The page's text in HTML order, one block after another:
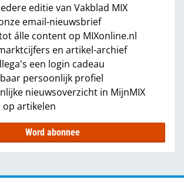
editie van Vakblad MIX
email-nieuwsbrief
álle content op MIXonline.nl
en artikel-archief
een login cadeau
persoonlijk profiel
nieuwsoverzicht in MijnMIX
op artikelen
Word abonnee